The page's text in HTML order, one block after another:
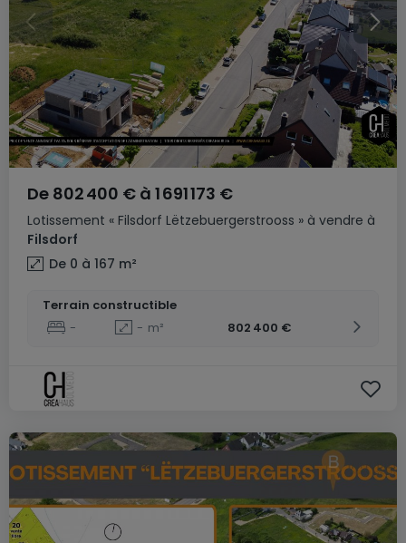
Lotissement « Filsdorf Lëtzebuergerstrooss » à vendre à
Filsdorf
De 802 400 € à 1 691 173 €
De 0 à 167 m²
Terrain constructible
-
- m² 802 400 €